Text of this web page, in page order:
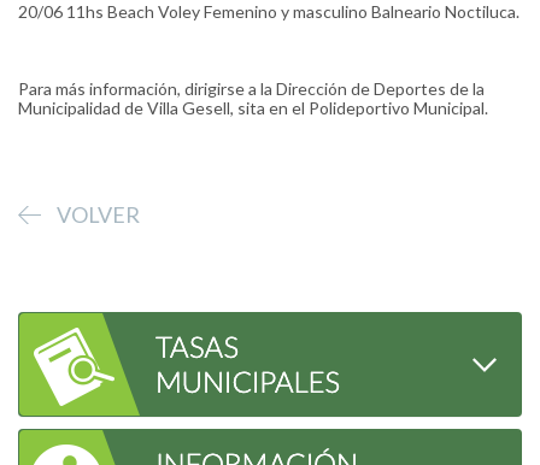
20/06 11hs Beach Voley Femenino y masculino Balneario Noctiluca.
Para más información, dirigirse a la Dirección de Deportes de la
Municipalidad de Villa Gesell, sita en el Polideportivo Municipal.
VOLVER